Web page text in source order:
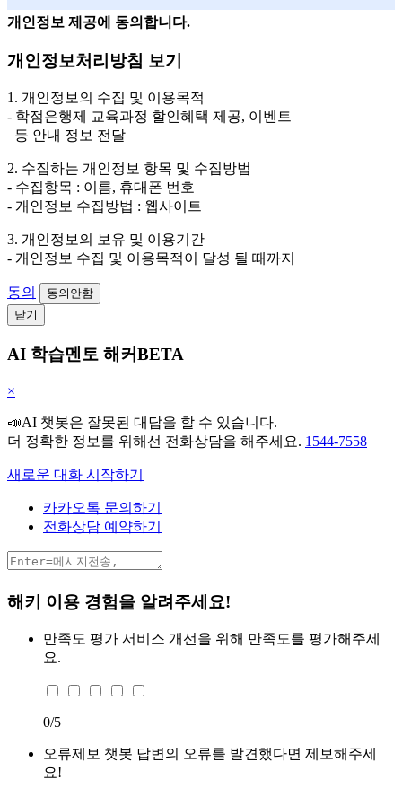
개인정보 제공에 동의합니다.
개인정보처리방침 보기
1. 개인정보의 수집 및 이용목적
- 학점은행제 교육과정 할인혜택 제공, 이벤트
등 안내 정보 전달
2. 수집하는 개인정보 항목 및 수집방법
- 수집항목 : 이름, 휴대폰 번호
- 개인정보 수집방법 : 웹사이트
3. 개인정보의 보유 및 이용기간
- 개인정보 수집 및 이용목적이 달성 될 때까지
동의
동의안함
닫기
AI 학습멘토 해커BETA
×
📣AI 챗봇은 잘못된 대답을 할 수 있습니다.
더 정확한 정보를 위해선 전화상담을 해주세요. 1544-7558
새로운 대화 시작하기
카카오톡 문의하기
전화상담 예약하기
해키 이용 경험을 알려주세요!
만족도 평가 서비스 개선을 위해 만족도를 평가해주세
요.
0/5
오류제보 챗봇 답변의 오류를 발견했다면 제보해주세
요!